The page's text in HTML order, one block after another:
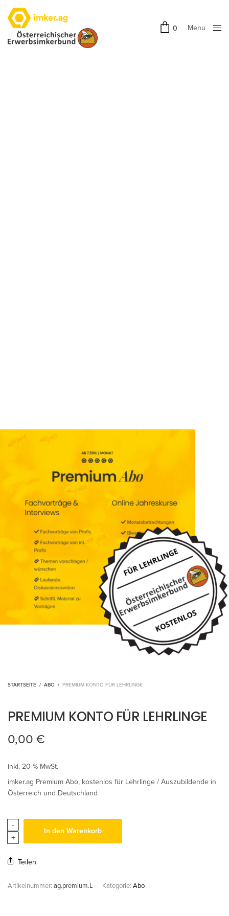
0
Menu
STARTSEITE / ABO / PREMIUM KONTO FÜR LEHRLINGE
PREMIUM KONTO FÜR LEHRLINGE
0,00€
inkl. 20 % MwSt.
imker.ag Premium Abo, kostenlos für Lehrlinge / Auszubildende in
Österreich und Deutschland
In den Warenkorb
Teilen
Artikelnummer: ag.premium.L Kategorie: Abo